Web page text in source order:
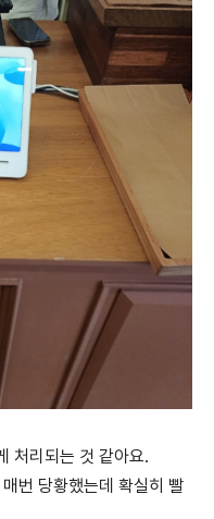
처리되는 것 같아요.
번 당황했는데 확실히 빨